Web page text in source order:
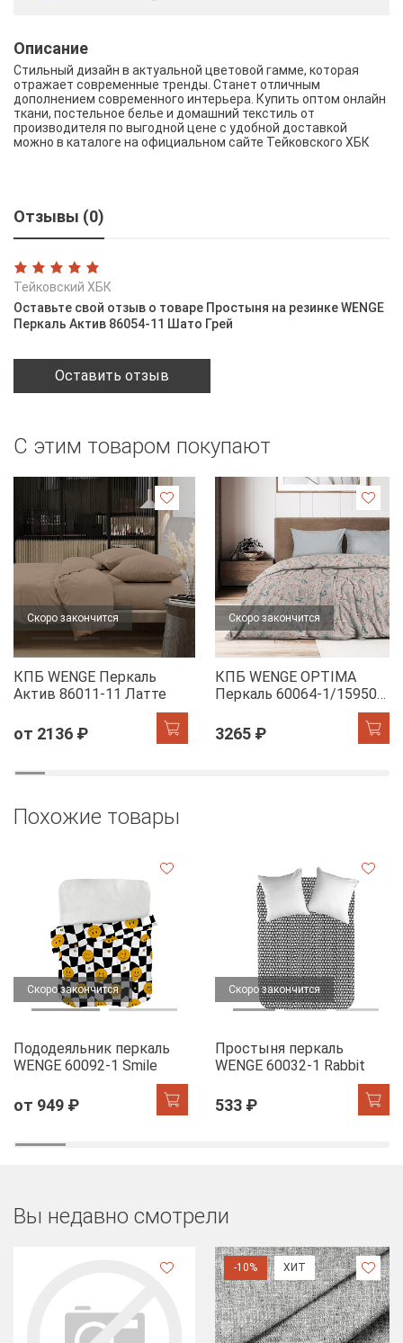
Описание
Стильный дизайн в актуальной цветовой гамме, которая
отражает современные тренды. Станет отличным
дополнением современного интерьера. Купить оптом онлайн
ткани, постельное белье и домашний текстиль от
производителя по выгодной цене с удобной доставкой
можно в каталоге на официальном сайте Тейковского ХБК
Отзывы (0)
Тейковский ХБК
Оставьте свой отзыв о товаре Простыня на резинке WENGE
Перкаль Актив 86054-11 Шато Грей
Оставить отзыв
С этим товаром покупают
Скоро закончится
КПБ WENGE Перкаль
Актив 86011-11 Латте
от 2136 ₽
Скоро закончится
КПБ WENGE OPTIMA
Перкаль 60064-1/15950-
3265 ₽
Похожие товары
Скоро закончится
Пододеяльник перкаль
WENGE 60092-1 Smile
от 949 ₽
Скоро закончится
Простыня перкаль
WENGE 60032-1 Rabbit
533 ₽
Вы недавно смотрели
-10% ХИТ